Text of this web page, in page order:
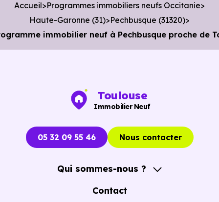
Bibliothèque :Bibliotheque Municipale à 1.2 km, soit 2
min en voiture ou à 978 m, soit 12 min à pied
Accueil Programmes immobiliers neufs Occitanie
Haute-Garonne (31) Pechbusque (31320)
immobilier neuf à Pechbusque proche de
Toulouse
Immobilier Neuf
05 32 09 55 46 Nous contacter
Qui sommes-nous ?
A propos
Contact